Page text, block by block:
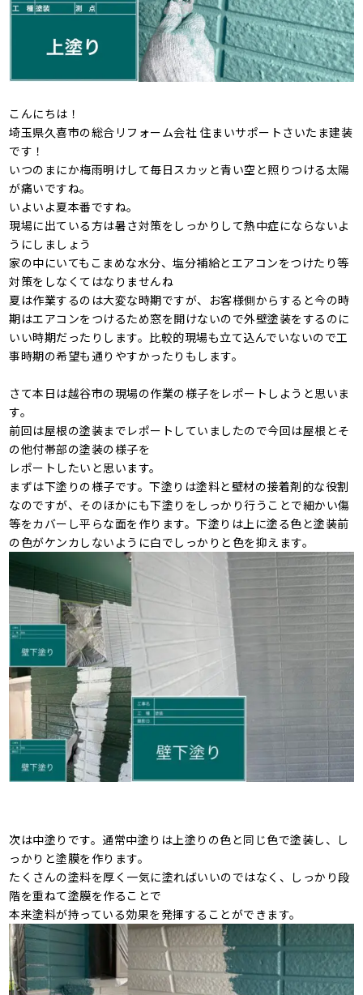
こんにちは！
埼玉県久喜市の総合リフォーム会社 住まいサポートさいたま建装
です！
いつのまにか梅雨明けして毎日スカッと青い空と照りつける太陽
が痛いですね。
いよいよ夏本番ですね。
現場に出ている方は暑さ対策をしっかりして熱中症にならないよ
うにしましょう
家の中にいてもこまめな水分、塩分補給とエアコンをつけたり等
対策をしなくてはなりませんね
夏は作業するのは大変な時期ですが、お客様側からすると今の時
期はエアコンをつけるため窓を開けないので外壁塗装をするのに
いい時期だったりします。比較的現場も立て込んでいないので工
事時期の希望も通りやすかったりもします。
さて本日は越谷市の現場の作業の様子をレポートしようと思いま
す。
前回は屋根の塗装までレポートしていましたので今回は屋根とそ
の他付帯部の塗装の様子を
レポートしたいと思います。
まずは下塗りの様子です。下塗りは塗料と壁材の接着剤的な役割
なのですが、そのほかにも下塗りをしっかり行うことで細かい傷
等をカバーし平らな面を作ります。下塗りは上に塗る色と塗装前
の色がケンカしないように白でしっかりと色を抑えます。
次は中塗りです。通常中塗りは上塗りの色と同じ色で塗装し、し
っかりと塗膜を作ります。
たくさんの塗料を厚く一気に塗ればいいのではなく、しっかり段
階を重ねて塗膜を作ることで
本来塗料が持っている効果を発揮することができます。